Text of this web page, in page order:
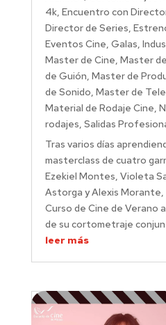
4k, Encuentro con
Director de Series,
Eventos Cine, Galas,
Master de Cine, Master
de Guión, Master de
de Sonido, Master de
Material de Rodaje Cine,
rodajes, Salidas
Tras varios días
masterclass de cuatro
Ezekiel Montes, Violeta
Astorga y Alexis
Curso de Cine de Verano
de su cortometraje
leer más